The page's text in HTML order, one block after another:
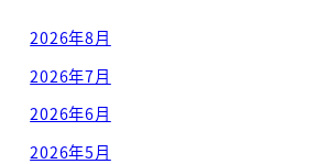
2026年8月
2026年7月
2026年6月
2026年5月